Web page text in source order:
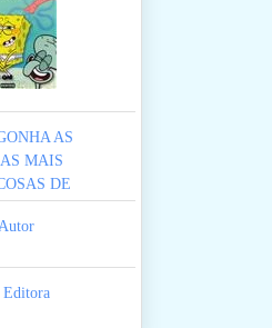
AS
MAIS
DE
Editora